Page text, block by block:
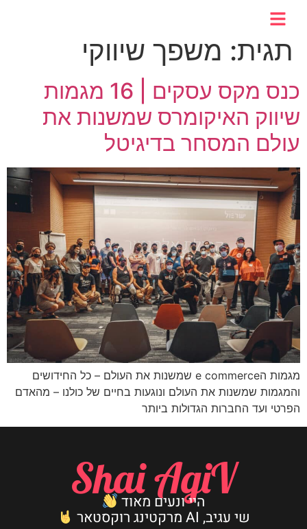
תגית: משפך שיווקי
כנס מקס עסקים | 16 מגמות
שיווק האיקומרס שמשנות את
עולם המסחר בדיגיטל
מגמות הe commerce שמשנות את העולם – כל החידושים
והמגמות שמשנות את העולם ונוגעות בחיים של כולנו – מהאדם
הפרטי ועד החברות הגדולות ביותר
Shai AgiV
היי ונעים מאוד
שי עגיב, AI מרקטינג רוקסטאר